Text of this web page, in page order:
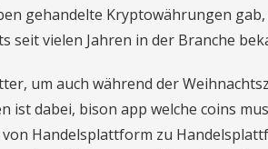
gehandelte Kryptowährungen
seit vielen Jahren in der Branche
um auch während der
dabei, bison app welche coins
Handelsplattform zu